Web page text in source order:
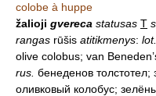
colobe à huppe
žalioji gvereca statusas T
rangas rūšis atitikmenys: lot.
olive colobus; van
rus. бенеденов
оливковый колобус;